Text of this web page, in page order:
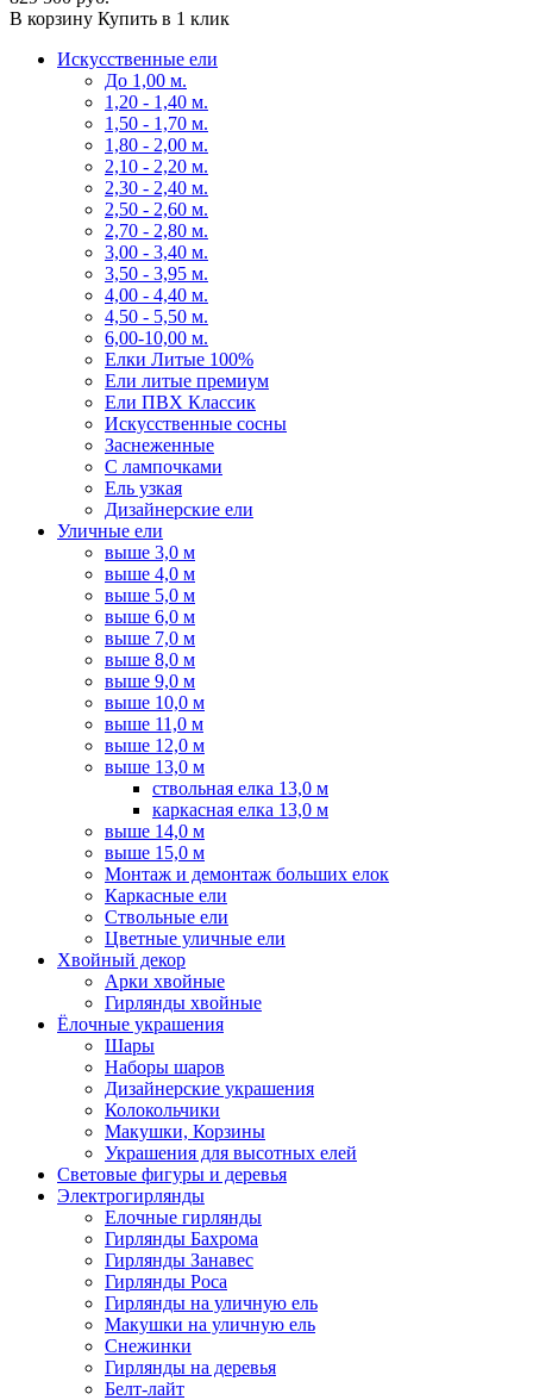
В корзину Купить в 1 клик
Искусственные ели
До 1,00 м.
1,20 - 1,40 м.
1,50 - 1,70 м.
1,80 - 2,00 м.
2,10 - 2,20 м.
2,30 - 2,40 м.
2,50 - 2,60 м.
2,70 - 2,80 м.
3,00 - 3,40 м.
3,50 - 3,95 м.
4,00 - 4,40 м.
4,50 - 5,50 м.
6,00-10,00 м.
Елки Литые 100%
Ели литые премиум
Ели ПВХ Классик
Искусственные сосны
Заснеженные
С лампочками
Ель узкая
Дизайнерские ели
Уличные ели
выше 3,0 м
выше 4,0 м
выше 5,0 м
выше 6,0 м
выше 7,0 м
выше 8,0 м
выше 9,0 м
выше 10,0 м
выше 11,0 м
выше 12,0 м
выше 13,0 м
ствольная елка 13,0 м
каркасная елка 13,0 м
выше 14,0 м
выше 15,0 м
Монтаж и демонтаж больших елок
Каркасные ели
Ствольные ели
Цветные уличные ели
Хвойный декор
Арки хвойные
Гирлянды хвойные
Ёлочные украшения
Шары
Наборы шаров
Дизайнерские украшения
Колокольчики
Макушки, Корзины
Украшения для высотных елей
Световые фигуры и деревья
Электрогирлянды
Елочные гирлянды
Гирлянды Бахрома
Гирлянды Занавес
Гирлянды Роса
Гирлянды на уличную ель
Макушки на уличную ель
Снежинки
Гирлянды на деревья
Белт-лайт